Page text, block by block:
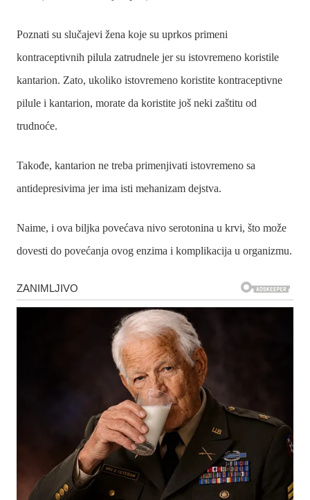
Poznati su slučajevi žena koje su uprkos primeni
kontraceptivnih pilula zatrudnele jer su istovremeno koristile
kantarion. Zato, ukoliko istovremeno koristite kontraceptivne
pilule i kantarion, morate da koristite još neki zaštitu od
trudnoće.
Takođe, kantarion ne treba primenjivati istovremeno sa
antidepresivima jer ima isti mehanizam dejstva.
Naime, i ova biljka povećava nivo serotonina u krvi, što može
dovesti do povećanja ovog enzima i komplikacija u organizmu.